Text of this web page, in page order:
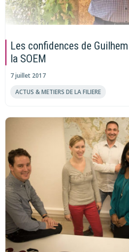
Les confidences de
la SOEM
7 juillet 2017
ACTUS & METIERS DE LA FILIERE